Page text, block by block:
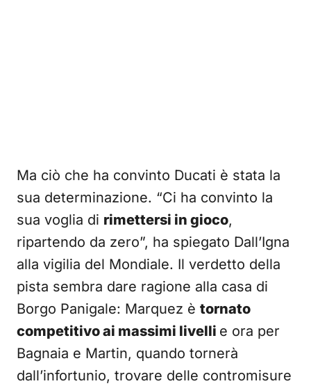
Ma ciò che ha convinto Ducati è stata la
sua determinazione. “Ci ha convinto la
sua voglia di rimettersi in gioco,
ripartendo da zero”, ha spiegato Dall’Igna
alla vigilia del Mondiale. Il verdetto della
pista sembra dare ragione alla casa di
Borgo Panigale: Marquez è tornato
competitivo ai massimi livelli e ora per
Bagnaia e Martin, quando tornerà
dall’infortunio, trovare delle contromisure